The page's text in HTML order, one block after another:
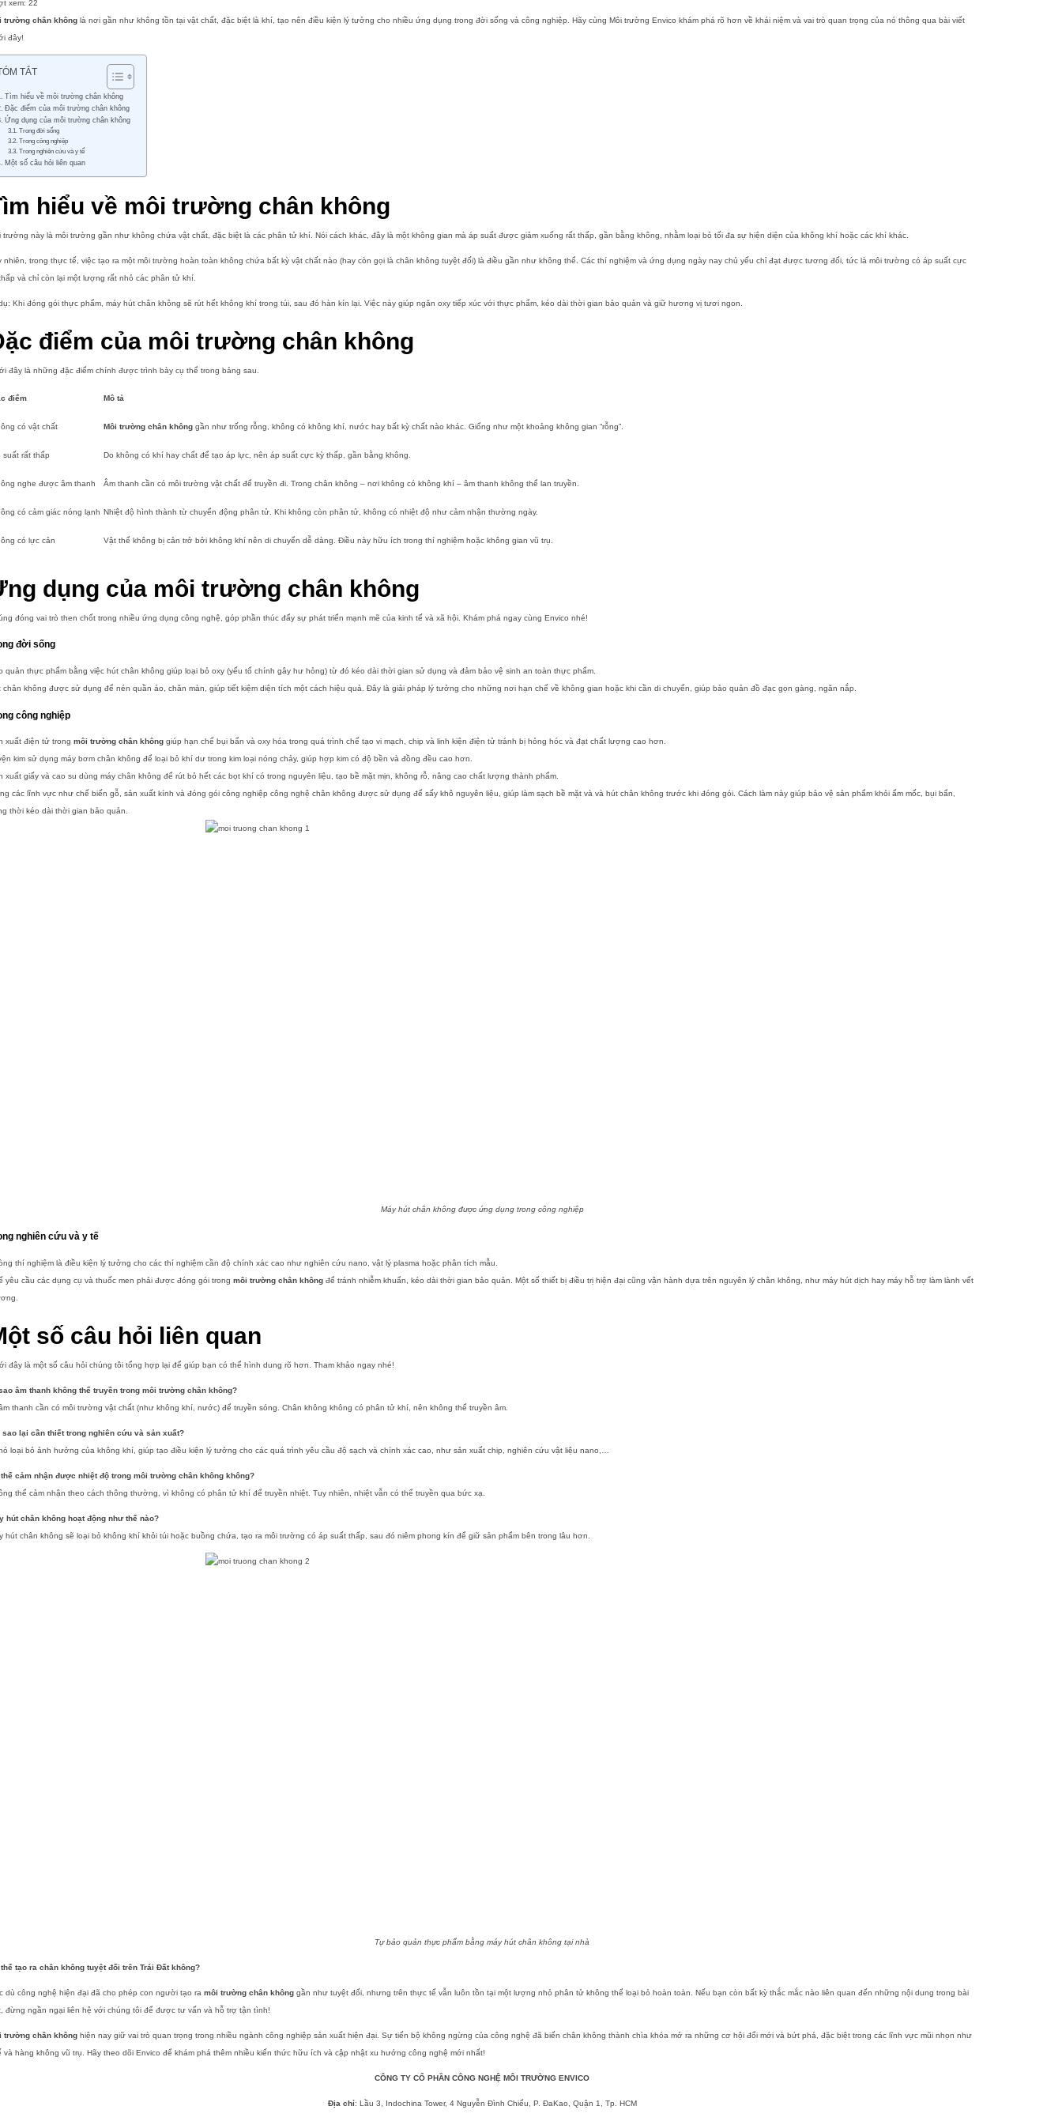
xem: 22
trường chân không là nơi gần như không tồn tại vật chất, đặc biệt là khí, tạo nên điều kiện lý tưởng cho nhiều ứng dụng trong đời sống và công nghiệp. Hãy cùng Môi trường Envico khám phá rõ hơn về khái niệm và vai trò quan trọng của nó thông qua bài viết
đây!
TẮT
Tìm hiểu về môi trường chân không
Đặc điểm của môi trường chân không
Ứng dụng của môi trường chân không
Trong đời sống
Trong công nghiệp
Trong nghiên cứu và y tế
Một số câu hỏi liên quan
hiểu về môi trường chân không
trường này là môi trường gần như không chứa vật chất, đặc biệt là các phân tử khí. Nói cách khác, đây là một không gian mà áp suất được giảm xuống rất thấp, gần bằng không, nhằm loại bỏ tối đa sự hiện diện của không khí hoặc các khí khác.
nhiên, trong thực tế, việc tạo ra một môi trường hoàn toàn không chứa bất kỳ vật chất nào (hay còn gọi là chân không tuyệt đối) là điều gần như không thể. Các thí nghiệm và ứng dụng ngày nay chủ yếu chỉ đạt được tương đối, tức là môi trường có áp suất cực
và chỉ còn lại một lượng rất nhỏ các phân tử khí.
Khi đóng gói thực phẩm, máy hút chân không sẽ rút hết không khí trong túi, sau đó hàn kín lại. Việc này giúp ngăn oxy tiếp xúc với thực phẩm, kéo dài thời gian bảo quản và giữ hương vị tươi ngon.
điểm của môi trường chân không
đây là những đặc điểm chính được trình bày cụ thể trong bảng sau.
điểm Mô tả
có vật chất Môi trường chân không gần như trống rỗng, không có không khí, nước hay bất kỳ chất nào khác. Giống như một khoảng không gian “rỗng”.
suất rất thấp Do không có khí hay chất để tạo áp lực, nên áp suất cực kỳ thấp, gần bằng không.
nghe được âm thanh Âm thanh cần có môi trường vật chất để truyền đi. Trong chân không – nơi không có không khí – âm thanh không thể lan truyền.
có cảm giác nóng lạnh Nhiệt độ hình thành từ chuyển động phân tử. Khi không còn phân tử, không có nhiệt độ như cảm nhận thường ngày.
có lực cản Vật thể không bị cản trở bởi không khí nên di chuyển dễ dàng. Điều này hữu ích trong thí nghiệm hoặc không gian vũ trụ.
dụng của môi trường chân không
đóng vai trò then chốt trong nhiều ứng dụng công nghệ, góp phần thúc đẩy sự phát triển mạnh mẽ của kinh tế và xã hội. Khám phá ngay cùng Envico nhé!
đời sống
quản thực phẩm bằng việc hút chân không giúp loại bỏ oxy (yếu tố chính gây hư hỏng) từ đó kéo dài thời gian sử dụng và đảm bảo vệ sinh an toàn thực phẩm.
chân không được sử dụng để nén quần áo, chăn màn, giúp tiết kiệm diện tích một cách hiệu quả. Đây là giải pháp lý tưởng cho những nơi hạn chế về không gian hoặc khi cần di chuyển, giúp bảo quản đồ đạc gọn gàng, ngăn nắp.
công nghiệp
xuất điện tử trong môi trường chân không giúp hạn chế bụi bẩn và oxy hóa trong quá trình chế tạo vi mạch, chip và linh kiện điện tử tránh bị hỏng hóc và đạt chất lượng cao hơn.
kim sử dụng máy bơm chân không để loại bỏ khí dư trong kim loại nóng chảy, giúp hợp kim có độ bền và đồng đều cao hơn.
xuất giấy và cao su dùng máy chân không để rút bỏ hết các bọt khí có trong nguyên liệu, tạo bề mặt mịn, không rỗ, nâng cao chất lượng thành phẩm.
các lĩnh vực như chế biến gỗ, sản xuất kính và đóng gói công nghiệp công nghệ chân không được sử dụng để sấy khô nguyên liệu, giúp làm sạch bề mặt và và hút chân không trước khi đóng gói. Cách làm này giúp bảo vệ sản phẩm khỏi ẩm mốc, bụi bẩn,
thời kéo dài thời gian bảo quản.
Máy hút chân không được ứng dụng trong công nghiệp
nghiên cứu và y tế
thí nghiệm là điều kiện lý tưởng cho các thí nghiệm cần độ chính xác cao như nghiên cứu nano, vật lý plasma hoặc phân tích mẫu.
yêu cầu các dụng cụ và thuốc men phải được đóng gói trong môi trường chân không để tránh nhiễm khuẩn, kéo dài thời gian bảo quản. Một số thiết bị điều trị hiện đại cũng vận hành dựa trên nguyên lý chân không, như máy hút dịch hay máy hỗ trợ làm lành vết
số câu hỏi liên quan
đây là một số câu hỏi chúng tôi tổng hợp lại để giúp bạn có thể hình dung rõ hơn. Tham khảo ngay nhé!
âm thanh không thể truyền trong môi trường chân không?
thanh cần có môi trường vật chất (như không khí, nước) để truyền sóng. Chân không không có phân tử khí, nên không thể truyền âm.
sao lại cần thiết trong nghiên cứu và sản xuất?
loại bỏ ảnh hưởng của không khí, giúp tạo điều kiện lý tưởng cho các quá trình yêu cầu độ sạch và chính xác cao, như sản xuất chip, nghiên cứu vật liệu nano,…
thể cảm nhận được nhiệt độ trong môi trường chân không không?
thể cảm nhận theo cách thông thường, vì không có phân tử khí để truyền nhiệt. Tuy nhiên, nhiệt vẫn có thể truyền qua bức xạ.
hút chân không hoạt động như thế nào?
hút chân không sẽ loại bỏ không khí khỏi túi hoặc buồng chứa, tạo ra môi trường có áp suất thấp, sau đó niêm phong kín để giữ sản phẩm bên trong lâu hơn.
Tự bảo quản thực phẩm bằng máy hút chân không tại nhà
thể tạo ra chân không tuyệt đối trên Trái Đất không?
dù công nghệ hiện đại đã cho phép con người tạo ra môi trường chân không gần như tuyệt đối, nhưng trên thực tế vẫn luôn tồn tại một lượng nhỏ phân tử không thể loại bỏ hoàn toàn. Nếu bạn còn bất kỳ thắc mắc nào liên quan đến những nội dung trong bài
đừng ngần ngại liên hệ với chúng tôi để được tư vấn và hỗ trợ tận tình!
trường chân không hiện nay giữ vai trò quan trọng trong nhiều ngành công nghiệp sản xuất hiện đại. Sự tiến bộ không ngừng của công nghệ đã biến chân không thành chìa khóa mở ra những cơ hội đổi mới và bứt phá, đặc biệt trong các lĩnh vực mũi nhọn như
và hàng không vũ trụ. Hãy theo dõi Envico để khám phá thêm nhiều kiến thức hữu ích và cập nhật xu hướng công nghệ mới nhất!
CÔNG TY CỔ PHẦN CÔNG NGHỆ MÔI TRƯỜNG ENVICO
Địa chỉ: Lầu 3, Indochina Tower, 4 Nguyễn Đình Chiểu, P. ĐaKao, Quận 1, Tp. HCM